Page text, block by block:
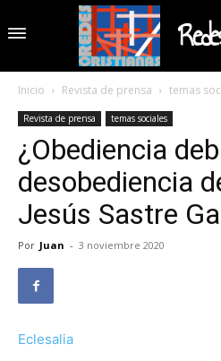
Inicio Revista de prensa temas
Revista de prensa temas sociales
¿Obediencia
desobediencia
Jesús Sastre
Por Juan - 3 noviembre 2020
Eclesalia